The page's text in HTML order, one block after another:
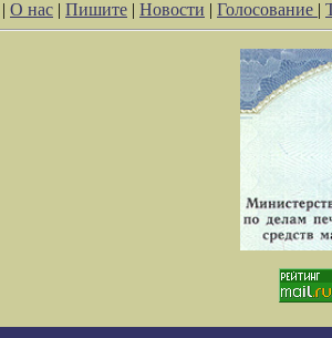
| О нас | Пишите | Новости | Голосование |